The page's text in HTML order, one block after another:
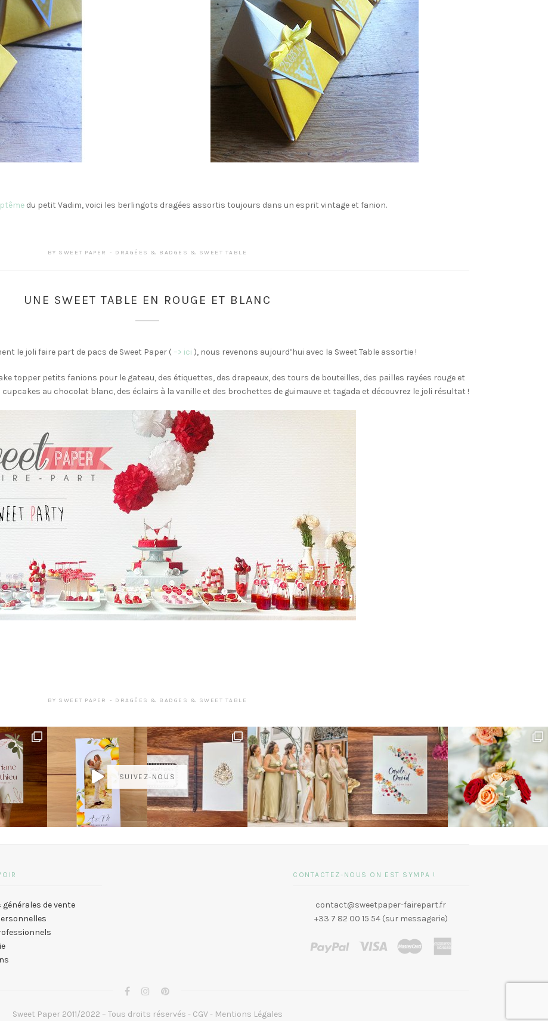
du petit Vadim, voici les berlingots dragées assortis toujours dans un esprit vintage et fanion.
BY SWEET PAPER DRAGÉES & BADGES & SWEET TABLE
UNE SWEET TABLE EN ROUGE ET BLANC
le joli faire part de pacs de Sweet Paper ( –> ici ), nous revenons aujourd’hui avec la Sweet Table assortie !
topper petits fanions pour le gateau, des étiquettes, des drapeaux, des tours de bouteilles, des pailles rayées rouge et
au chocolat blanc, des éclairs à la vanille et des brochettes de guimauve et tagada et découvrez le joli résultat !
BY SWEET PAPER DRAGÉES & BADGES & SWEET TABLE
SUIVEZ-NOUS
de vente
CONTACTEZ-NOUS ON EST SYMPA !
contact@sweetpaper-fairepart.fr
+33 7 82 00 15 54 (sur messagerie)
Sweet Paper 2011/2022 – Tous droits réservés - CGV- Mentions Légales